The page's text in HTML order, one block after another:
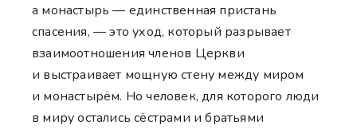
а монастырь — единственная пристань
спасения, — это уход, который разрывает
взаимоотношения членов Церкви
и выстраивает мощную стену между миром
и монастырём. Но человек, для которого люди
в миру остались сёстрами и братьями